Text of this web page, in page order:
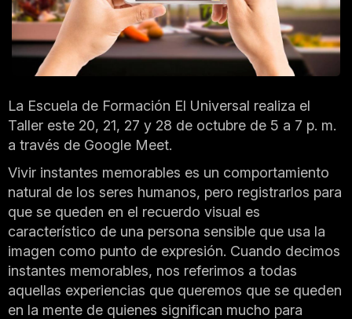
La Escuela de Formación El Universal realiza el
Taller este 20, 21, 27 y 28 de octubre de 5 a 7 p. m.
a través de Google Meet.
Vivir instantes memorables es un comportamiento
natural de los seres humanos, pero registrarlos para
que se queden en el recuerdo visual es
característico de una persona sensible que usa la
imagen como punto de expresión. Cuando decimos
instantes memorables, nos referimos a todas
aquellas experiencias que queremos que se queden
en la mente de quienes significan mucho para